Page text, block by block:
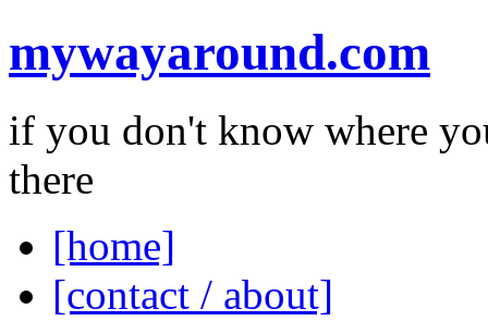
mywayaround.com
if you don't know where
there
[home]
[contact / about]